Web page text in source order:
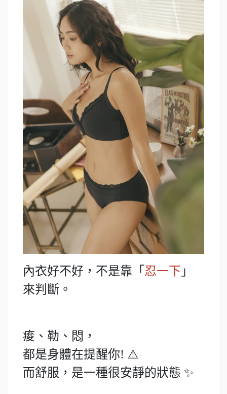
內衣好不好，不是靠「 忍一下 」
來判斷。
痠、勒、悶，
都是身體在提醒你! ⚠️
而舒服，是一種很安靜的狀態 ✨